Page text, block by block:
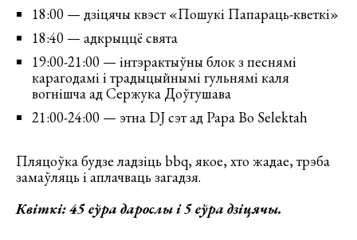
18:00 — дзіцячы квэст «Пошукі Папараць-кветкі»
18:40 — адкрыццё свята
19:00-21:00 — інтэрактыўны блок з песнямі
карагодамі і традыцыйнымі гульнямі каля
вогнішча ад Сержука Доўгушава
21:00-24:00 — этна DJ сэт ад Papa Bo Selektah
Пляцоўка будзе ладзіць bbq, якое, хто жадае, трэба
замаўляць і аплачваць загадзя.
Квіткі:45 еўра дарослы і 5 еўра дзіцячы.